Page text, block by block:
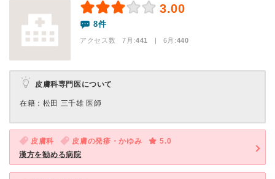
3.00
8件
アクセス数 7月:441 | 6月:440
皮膚科専門医について
在籍：松田 三千雄 医師
皮膚科 皮膚の発疹・かゆみ
5.0
漢方を勧める病院